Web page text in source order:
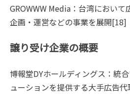
GROWWW Media：台湾において
企画・運営などの事業を展開[18]
譲り受け企業の概要
博報堂DYホールディングス：統
ューションを提供する大手広告